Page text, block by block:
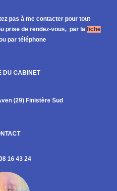
pas à me contacter pour tout
prise de rendez-vous, par la fiche
par téléphone
DU CABINET
(29) Finistère Sud
16 43 24